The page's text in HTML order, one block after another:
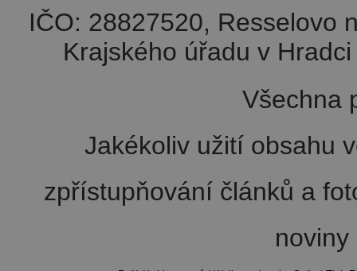
IČO: 28827520, Resselovo
Krajského úřadu v
Všechna
Jakékoliv užití obsahu
zpřístupňování článků a